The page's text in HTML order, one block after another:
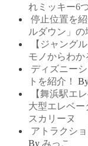
れミッキー6
停止位置を
ルダウン」の
【ジャング
モノからわ
ディズニー
トを紹介！
【舞浜駅エ
大型エレベー
スカリーヌ
アトラクシ
By みっこ